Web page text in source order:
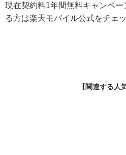
現在契約料1年間無料キャンペ
る方は楽天モバイル公式をチェ
【関連する人